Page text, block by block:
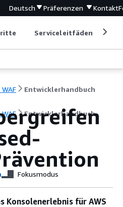
Deutsch Präferenzen Kontakt
Serviceleitfäden
WAF Entwicklerhandbuch
WAF Entwicklerhandbuch
Fokusmodus
Konsolenerlebnis für AWS